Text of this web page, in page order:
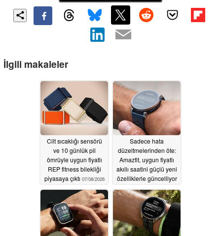
İlgili makaleler
Cilt sıcaklığı sensörü
ve 10 günlük pil
ömrüyle uygun fiyatlı
REP fitness bilekliği
piyasaya çıktı 07/08/2026
Sadece hata
düzeltmelerinden öte:
Amazfit, uygun fiyatlı
akıllı saatini güçlü yeni
özelliklerle güncelliyor
07/07/2026